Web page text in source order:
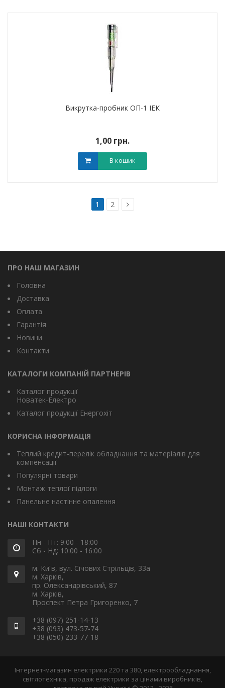
Викрутка-пробник ОП-1 ІЕК
1,00 грн.
В кошик
1 2
ПРО НАШ МАГАЗИН
Головна
Доставка
Оплата
Гарантія
Новини
Контакти
КАТАЛОГИ КОМПАНІЙ ПАРТНЕРІВ
Каталог продукції
Новатек-Електро
Каталог продукції Енергохіт
КОРИСНА ІНФОРМАЦІЯ
Теплий кредит-перелік обладнання та матеріалів для
компенсації
Популярні товари
Монтаж теплої підлоги
Панельне настінне опалення
НАШІ КОНТАКТИ
Пн - Пт: 9:00 - 18:00
Сб - Нд: 10:00 - 16:00
м. Київ, вул. Січових Стрільців, 33а
м. Харків,
пр. Олександрівський, 87
м. Харків,
Проспект Петра Григоренко, 7
+38 (097) 251-14-13
+38 (093) 473-57-74
+38 (050) 233-77-18
Інтернет-магазин електрики 220 та 380, електрообладнання,
світлотехніка, продаж електрики за цінами виробників,